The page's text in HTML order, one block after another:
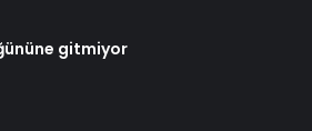
gitmiyor